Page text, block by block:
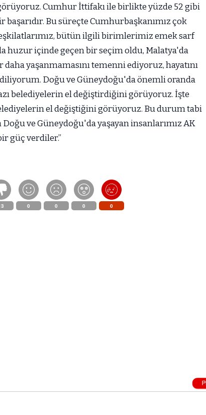
Cumhur İttifakı ile birlikte yüzde 52 gibi
Bu süreçte Cumhurbaşkanımız çok
bütün ilgili birimlerimiz emek sarf
huzur içinde geçen bir seçim oldu, Malatya'da
daha yaşanmamasını temenni ediyoruz, hayatını
Doğu ve Güneydoğu'da önemli oranda
belediyelerin el değiştirdiğini görüyoruz. İşte
el değiştiğini görüyoruz. Bu durum tabi
ve Güneydoğu'da yaşayan insanlarımız AK
güç verdiler.”
0 0 0 0